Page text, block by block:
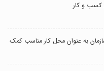
و کار
به عنوان محل کار مناسب کمک